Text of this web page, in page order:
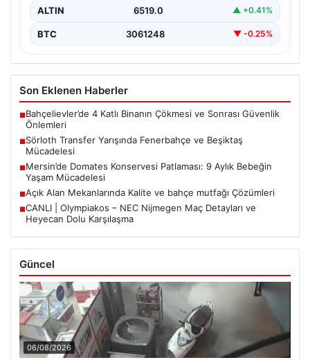
ALTIN 6519.0 ▲ +0.41%
BTC 3061248 ▼ -0.25%
Son Eklenen Haberler
■Bahçelievler’de 4 Katlı Binanın Çökmesi ve Sonrası Güvenlik
Önlemleri
■Sörloth Transfer Yarışında Fenerbahçe ve Beşiktaş
Mücadelesi
■Mersin’de Domates Konservesi Patlaması: 9 Aylık Bebeğin
Yaşam Mücadelesi
■Açık Alan Mekanlarında Kalite ve bahçe mutfağı Çözümleri
■CANLI | Olympiakos – NEC Nijmegen Maç Detayları ve
Heyecan Dolu Karşılaşma
Güncel
06/08/2026